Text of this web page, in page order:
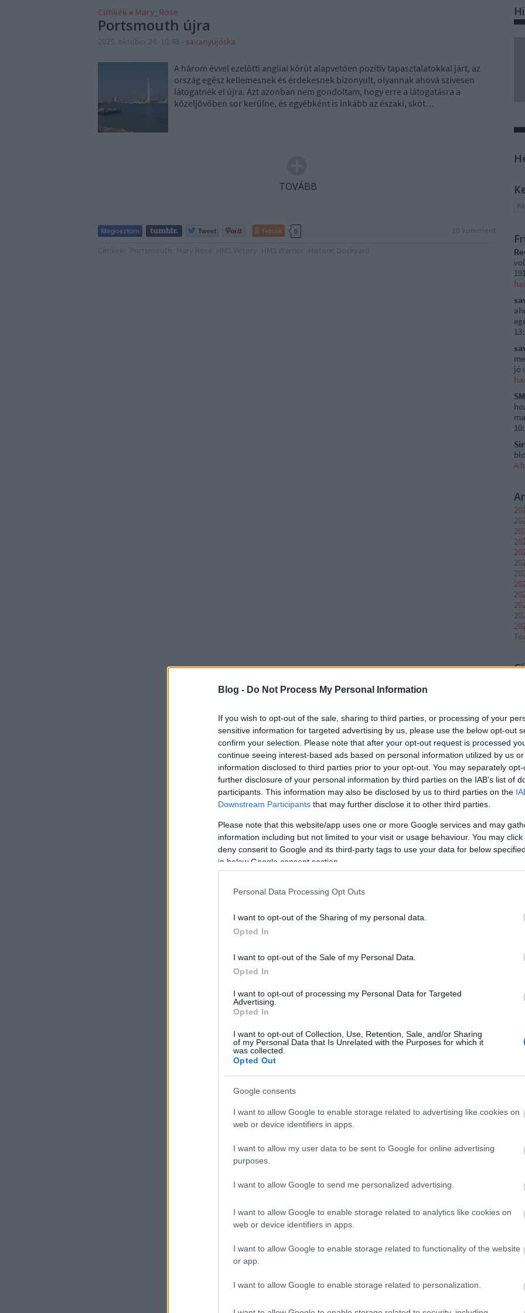
Blog - Do Not Process My Personal Information
If you wish to opt-out of the sale, sharing to third parties, or processing of your
sensitive information for targeted advertising by us, please use the below opt-out
confirm your selection. Please note that after your opt-out request is processed
continue seeing interest-based ads based on personal information utilized by us
information disclosed to third parties prior to your opt-out. You may separately
further disclosure of your personal information by third parties on the IAB’s list of
participants. This information may also be disclosed by us to third parties on the
Downstream Participants that may further disclose it to other third parties.
Please note that this website/app uses one or more Google services and may
information including but not limited to your visit or usage behaviour. You may
deny consent to Google and its third-party tags to use your data for below
in below Google consent section.
Personal Data Processing Opt Outs
I want to opt-out of the Sharing of my personal data.
Opted In
I want to opt-out of the Sale of my Personal Data.
Opted In
I want to opt-out of processing my Personal Data for Targeted
Advertising.
Opted In
I want to opt-out of Collection, Use, Retention, Sale, and/or Sharing
of my Personal Data that Is Unrelated with the Purposes for which it
was collected.
Opted Out
Google consents
I want to allow Google to enable storage related to advertising like cookies on
web or device identifiers in apps.
I want to allow my user data to be sent to Google for online advertising
purposes.
I want to allow Google to send me personalized advertising.
I want to allow Google to enable storage related to analytics like cookies on
web or device identifiers in apps.
I want to allow Google to enable storage related to functionality of the website
or app.
I want to allow Google to enable storage related to personalization.
Címkék » Mary_Rose
Portsmouth újra
savanyújóska
A három évvel ezelőtti angliai körút alapvetően pozitív tapasztalatokkal járt, az
ország egész kellemesnek és érdekesnek bizonyult, olyannak ahová szívesen
látogatnék el újra. Azt azonban nem gondoltam, hogy erre a látogatásra a
közeljövőben sor kerülne, és egyébként is inkább az északi, skót…
TOVÁBB
Tetszik 0
jó
A
( 1)
( 20
of